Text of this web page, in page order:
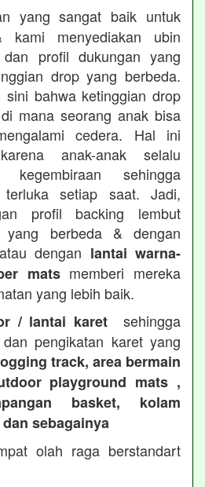
yang sangat baik untuk
kami menyediakan ubin
profil dukungan yang
drop yang berbeda.
sini bahwa ketinggian drop
mana seorang anak bisa
cedera. Hal ini
anak-anak selalu
kegembiraan sehingga
terluka setiap saat. Jadi,
profil backing lembut
yang berbeda & dengan
dengan lantai warna-
matsmemberi mereka
yang lebih baik.
/ lantai karet sehingga
pengikatan karet yang
track, area bermain
playground mats ,
basket, kolam
sebagainya
olah raga berstandart